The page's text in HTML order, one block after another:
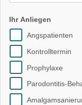
Ihr Anliegen
Angspatienten
Kontrolltermin
Prophylaxe
Parodontitis-